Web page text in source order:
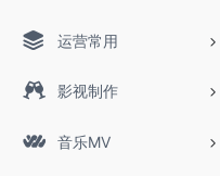
运营常用
影视制作
音乐MV